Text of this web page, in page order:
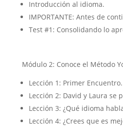
Introducción al idioma.
IMPORTANTE: Antes de
Test #1: Consolidando lo
Módulo 2: Conoce el Método
Lección 1: Primer Encuentro.
Lección 2: David y Laura se
Lección 3: ¿Qué idioma
Lección 4: ¿Crees que es